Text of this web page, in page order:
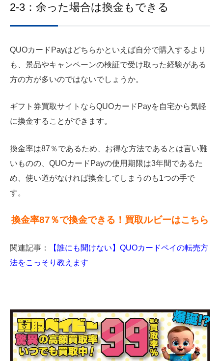
2-3：余った場合は換金もできる
QUOカードPayはどちらかといえば自分で購入するより
も、景品やキャンペーンの検証で受け取った経験がある
方の方が多いのではないでしょうか。
ギフト券買取サイトならQUOカードPayを自宅から気軽
に換金することができます。
換金率は87％であるため、お得な方法であるとは言い難
いものの、QUOカードPayの使用期限は3年間であるた
め、使い道がなければ換金してしまうのも1つの手で
す。
換金率87％で換金できる！買取ルビーはこちら
関連記事：
【誰にも聞けない】QUOカードペイの転売方
法をこっそり教えます